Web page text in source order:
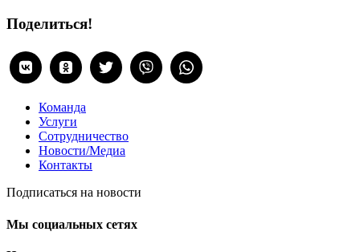
Поделиться!
Команда
Услуги
Сотрудничество
Новости/Медиа
Контакты
Подписаться на новости
Мы социальных сетях